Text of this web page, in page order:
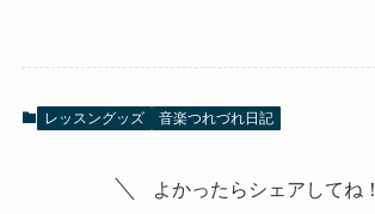
レッスングッズ 音楽つれづれ日記
よかったらシェアしてね！